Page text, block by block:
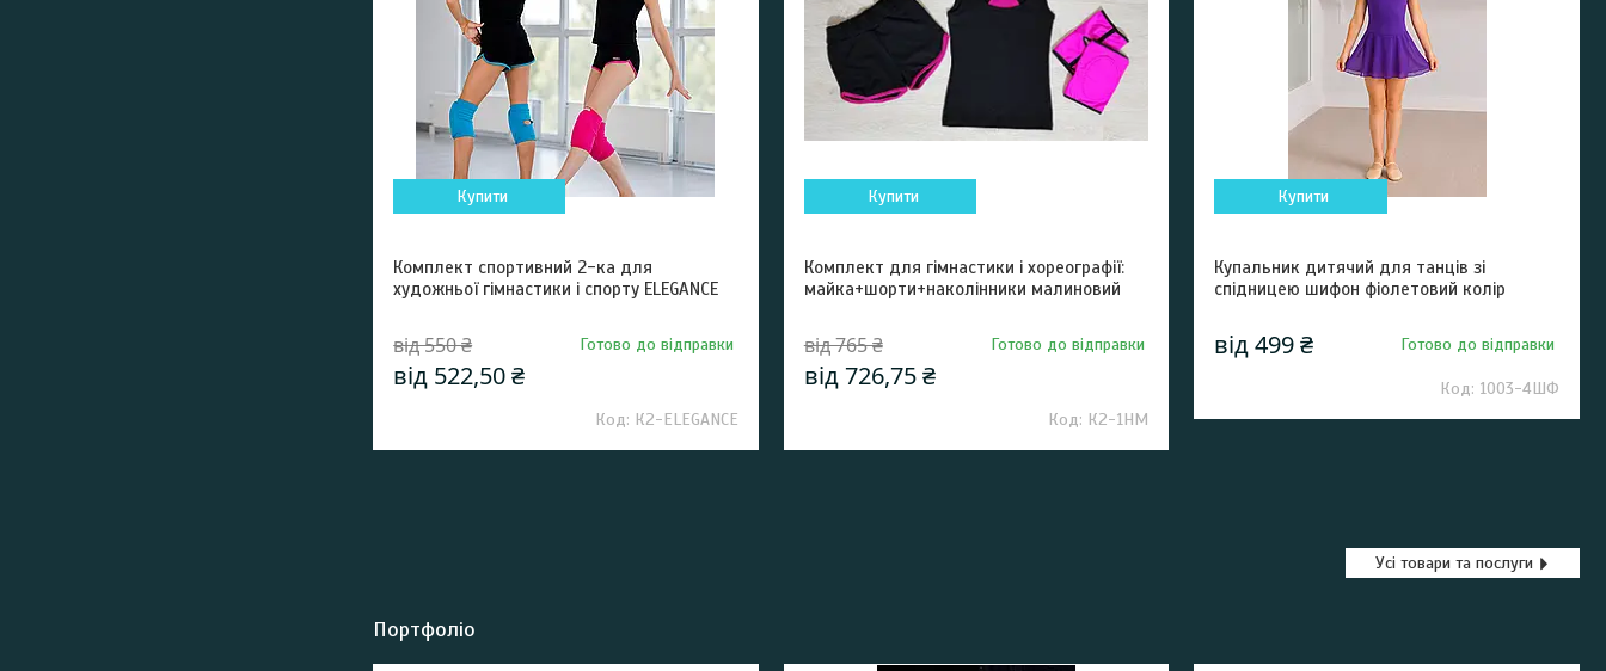
Купити
Комплект спортивний 2-ка для
художньої гімнастики і спорту ELEGANCE
від 550 ₴
від 522,50 ₴
Готово до відправки
К2-ELEGANCE
Купити
Комплект для гімнастики і хореографії:
майка+шорти+наколінники малиновий
від 765 ₴
від 726,75 ₴
Готово до відправки
К2-1НМ
Купити
Купальник дитячий для танців зі
спідницею шифон фіолетовий колір
від 499 ₴ Готово до відправки
1003-4ШФ
Усі товари та послуги
Портфоліо